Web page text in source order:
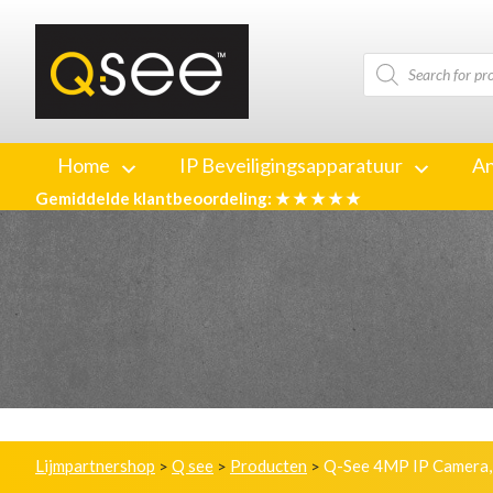
Producten
zoeken
Home IP Beveiligingsapparatuur
Gemiddelde klantbeoordeling: ★ ★ ★ ★ ★
Lijmpartnershop > Q see > Producten > Q-See 4MP IP